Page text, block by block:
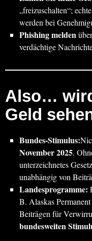
„freizuschalten“;
werden bei
Phishing melden
verdächtige
Also…
Geld
Bundes-Stimulus:
November 2025.
unterzeichnetes Gesetz
unabhängig von
Landesprogramme:
B. Alaskas
Beiträgen für
bundesweiten